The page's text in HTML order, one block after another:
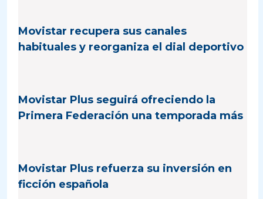
Movistar recupera sus canales
habituales y reorganiza el dial deportivo
Movistar Plus seguirá ofreciendo la
Primera Federación una temporada más
Movistar Plus refuerza su inversión en
ficción española